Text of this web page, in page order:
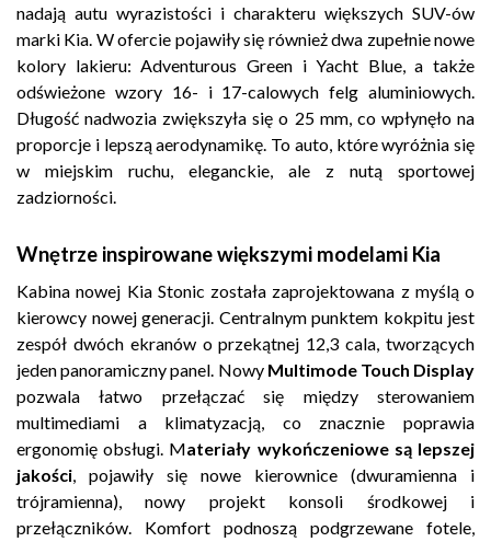
nadają autu wyrazistości i charakteru większych SUV-ów
marki Kia. W ofercie pojawiły się również dwa zupełnie nowe
kolory lakieru: Adventurous Green i Yacht Blue, a także
odświeżone wzory 16- i 17-calowych felg aluminiowych.
Długość nadwozia zwiększyła się o 25 mm, co wpłynęło na
proporcje i lepszą aerodynamikę. To auto, które wyróżnia się
w miejskim ruchu, eleganckie, ale z nutą sportowej
zadziorności.
Wnętrze inspirowane większymi modelami Kia
Kabina nowej Kia Stonic została zaprojektowana z myślą o
kierowcy nowej generacji. Centralnym punktem kokpitu jest
zespół dwóch ekranów o przekątnej 12,3 cala, tworzących
jeden panoramiczny panel. Nowy Multimode Touch Display
pozwala łatwo przełączać się między sterowaniem
multimediami a klimatyzacją, co znacznie poprawia
ergonomię obsługi. Materiały wykończeniowe są lepszej
jakości, pojawiły się nowe kierownice (dwuramienna i
trójramienna), nowy projekt konsoli środkowej i
przełączników. Komfort podnoszą podgrzewane fotele,